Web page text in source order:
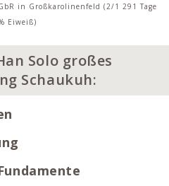
in Großkarolinenfeld (2/1 291 Tage
Eiweiß)
Solo großes
Schaukuh: